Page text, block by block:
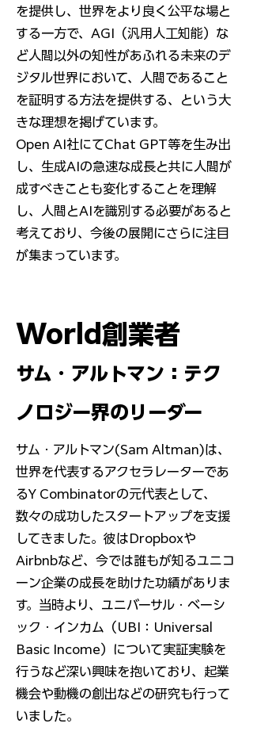
を提供し、世界をより良く公平な場と
する一方で、AGI（汎用人工知能）な
ど人間以外の知性があふれる未来のデ
ジタル世界において、人間であること
を証明する方法を提供する、という大
きな理想を掲げています。
Open AI社にてChat GPT等を生み出
し、生成AIの急速な成長と共に人間が
成すべきことも変化することを理解
し、人間とAIを識別する必要があると
考えており、今後の展開にさらに注目
が集まっています。
World創業者
サム・アルトマン：テク
ノロジー界のリーダー
サム・アルトマン(Sam Altman)は、
世界を代表するアクセラレーターであ
るY Combinatorの元代表として、
数々の成功したスタートアップを支援
してきました。彼はDropboxや
Airbnbなど、今では誰もが知るユニコ
ーン企業の成長を助けた功績がありま
す。当時より、 ユニバーサル・ベーシ
ック・インカム（UBI：Universal
Basic Income） について実証実験を
行うなど深い興味を抱いており、起業
機会や動機の創出などの研究も行って
いました。